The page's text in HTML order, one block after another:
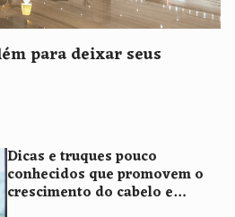
para deixar seus
Dicas e truques pouco
conhecidos que promovem o
crescimento do cabelo e